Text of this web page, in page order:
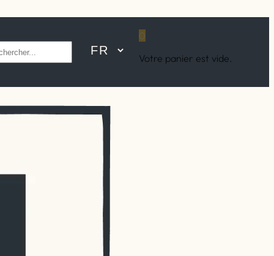
0
Votre panier est vide.